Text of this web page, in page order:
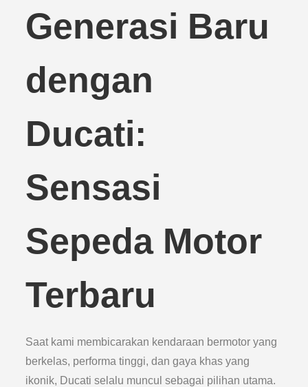
Generasi Baru
dengan
Ducati:
Sensasi
Sepeda Motor
Terbaru
Saat kami membicarakan kendaraan bermotor yang
berkelas, performa tinggi, dan gaya khas yang
ikonik, Ducati selalu muncul sebagai pilihan utama.